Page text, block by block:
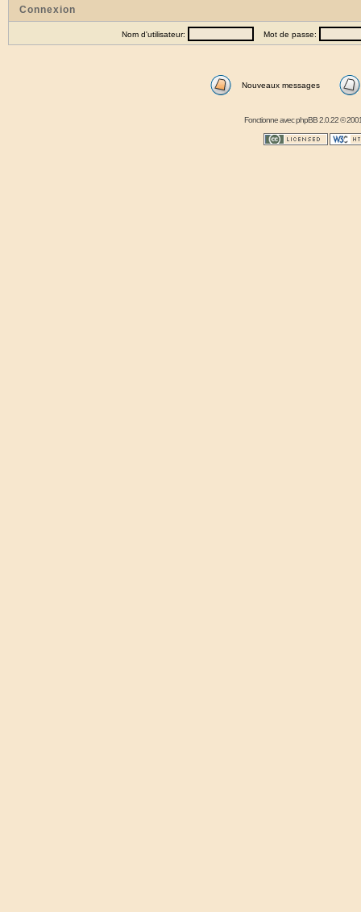
Connexion
Nom d'utilisateur: Mot de passe:
Nouveaux messages
Fonctionne avecphpBB2.0.22 ©